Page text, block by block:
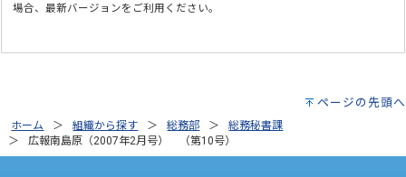
場合、最新バージョンをご利用ください。
ページの先頭へ
ホーム 組織から探す 総務部
総務秘書課
広報南島原（2007年2月号） （第10号）